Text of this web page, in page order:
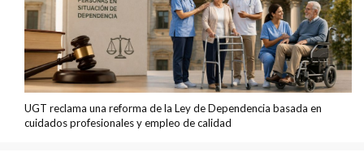
UGT reclama una reforma de la Ley de Dependencia basada en
cuidados profesionales y empleo de calidad